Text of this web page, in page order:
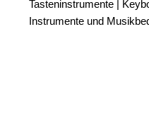
Tasteninstrumente |
Instrumente und